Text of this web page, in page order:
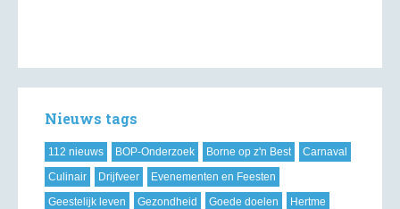
Nieuws tags
112 nieuws BOP-Onderzoek Borne op z'n Best
Carnaval
Culinair
Drijfveer
Evenementen en Feesten
Geestelijk leven
Gezondheid Goede doelen
Hertme